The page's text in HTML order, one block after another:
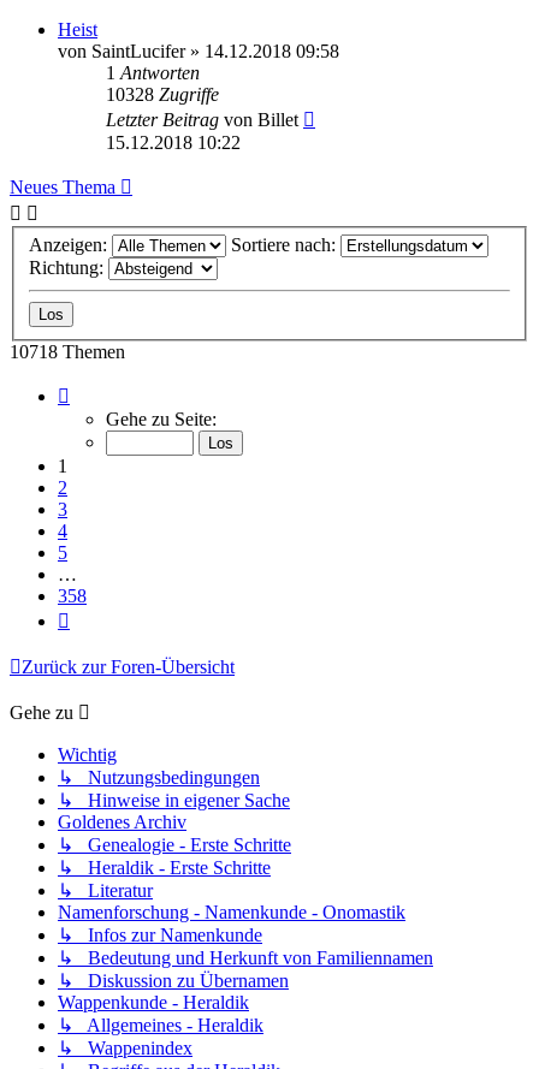
Heist
von SaintLucifer» 14.12.2018 09:58
1 Antworten
10328 Zugriffe
Letzter Beitrag von Billet
15.12.2018 10:22
Neues Thema
Anzeigen:
Sortiere nach:
Richtung:
10718 Themen
von
Gehe zu Seite:
1
2
3
4
5
…
358
Zurück zur Foren-Übersicht
Gehe zu
Wichtig
↳ Nutzungsbedingungen
↳ Hinweise in eigener Sache
Goldenes Archiv
↳ Genealogie - Erste Schritte
↳ Heraldik - Erste Schritte
↳ Literatur
Namenforschung - Namenkunde - Onomastik
↳ Infos zur Namenkunde
↳ Bedeutung und Herkunft von Familiennamen
↳ Diskussion zu Übernamen
Wappenkunde - Heraldik
↳ Allgemeines - Heraldik
↳ Wappenindex